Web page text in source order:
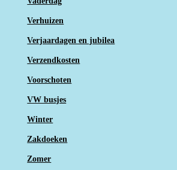
Verhuizen
Verjaardagen en jubilea
Verzendkosten
Voorschoten
VW busjes
Winter
Zakdoeken
Zomer